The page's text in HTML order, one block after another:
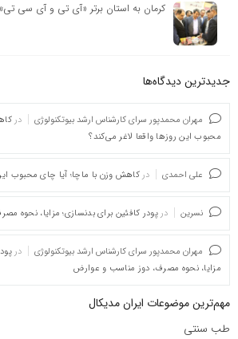
کرمان به استان برتر «آی تی و آی سی
جدیدترین دیدگاه‌‌ها
مهران محمدپور سرای کارشناس ارشد بیوتکنولوژی در
محبوب این روزها واقعا لاغر می‌کند؟
علی احمدی در کاهش وزن با ماچا؛ آیا چای محبوب
نسرین در پودر کافئین برای بدنسازی؛ مزایا، نحوه
مهران محمدپور سرای کارشناس ارشد بیوتکنولوژی در
مزایا، نحوه مصرف، دوز مناسب و عوارض
مهم‌ترین موضوعات ایران مدیکال
طب سنتی